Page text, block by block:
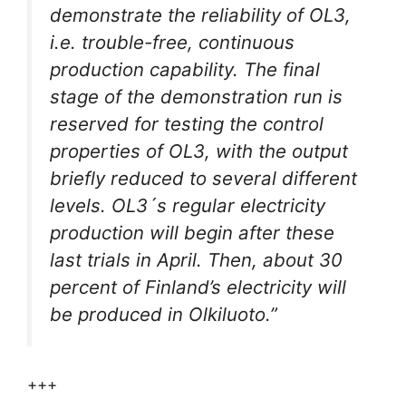
demonstrate the reliability of OL3,
i.e. trouble-free, continuous
production capability. The final
stage of the demonstration run is
reserved for testing the control
properties of OL3, with the output
briefly reduced to several different
levels. OL3´s regular electricity
production will begin after these
last trials in April. Then, about 30
percent of Finland’s electricity will
be produced in Olkiluoto.”
+++